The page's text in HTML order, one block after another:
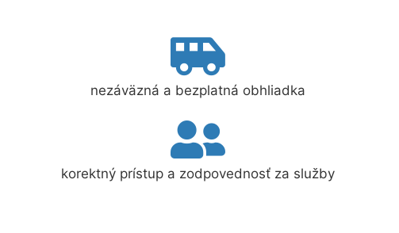
nezáväzná a bezplatná obhliadka
korektný prístup a zodpovednosť za služby